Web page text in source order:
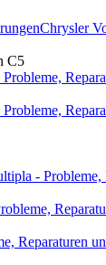
Chrysler
C5
- Probleme,
Reparaturen